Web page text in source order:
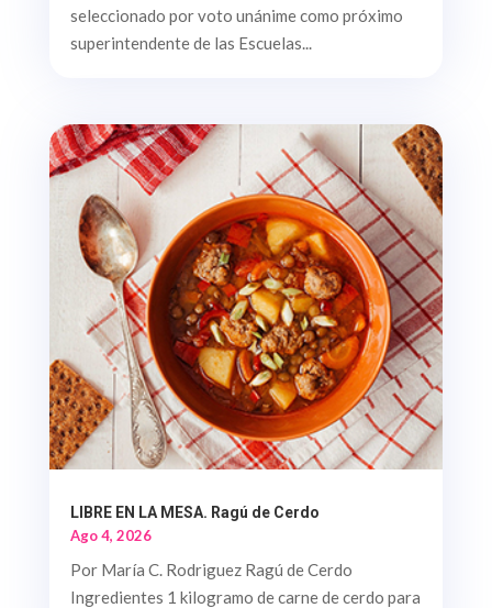
seleccionado por voto unánime como próximo
superintendente de las Escuelas...
LIBRE EN LA MESA. Ragú de Cerdo
Ago 4, 2026
Por María C. Rodriguez Ragú de Cerdo
Ingredientes 1 kilogramo de carne de cerdo para